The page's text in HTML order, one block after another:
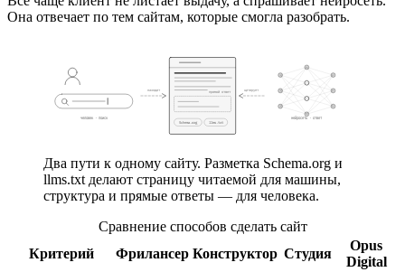
Она отвечает по тем сайтам, которые смогла разобрать.
прямой ответ
Schema.org llms.txt
человек · поиск нейросеть · ответ
находит цитирует
Два пути к одному сайту. Разметка Schema.org и
llms.txt делают страницу читаемой для машины,
структура и прямые ответы — для человека.
Сравнение способов сделать сайт
Критерий
Фрилансер Конструктор Студия
Opus
Digital